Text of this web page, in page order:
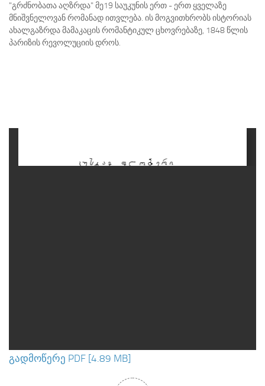
"გრძნობათა აღზრდა" მე19 საუკუნის ერთ - ერთ ყველაზე
მნიშვნელოვან რომანად ითვლება. ის მოგვითხრობს ისტორიას
ახალგაზრდა მამაკაცის რომანტიკულ ცხოვრებაზე, 1848 წლის
პარიზის რევოლუციის დროს.
გადმოწერე PDF [4.89 MB]